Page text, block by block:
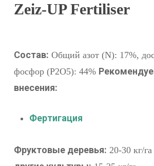
Zeiz-UP Fertiliser
Состав: Общий азот (N): 17%,
фосфор (P2O5): 44%
внесения:
Фертигация
Фруктовые деревья: 20-30 кг/га